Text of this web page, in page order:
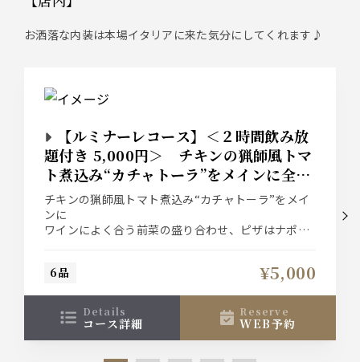
お洒落な内装は本場イタリアに来た気分にしてくれます♪
【ルミナーレコース】＜２時間飲み放
題付き 5,000円＞ チキンの猟師風トマ
ト煮込み“カチャトーラ”をメインに全６
皿を愉しむスタンダートプラン
チキンの猟師風トマト煮込み“カチャトーラ”をメイ
ンに
ワインによく合う前菜の盛り合わせ、ピザはナポリ
合わさったパスタ“ボスカイオーラ”を愉しめます。
感のあるスタンダートパーティプラン。
6品 ¥5,000
details
コース詳細
reserve
WEB予約